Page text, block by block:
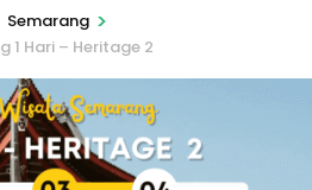
Semarang >
1 Hari – Heritage 2